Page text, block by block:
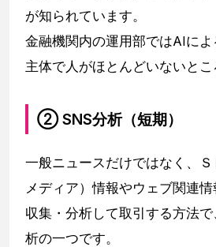
が知られています。
金融機関内の運用部ではAIに
主体で人がほとんどいないとこ
② SNS分析（短期）
一般ニュースだけではなく、
メディア）情報やウェブ関連
収集・分析して取引する方法
析の一つです。